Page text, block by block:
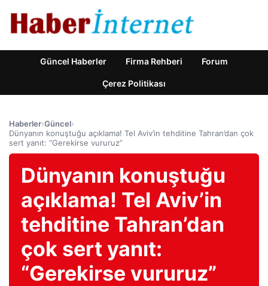
Güncel Haberler Firma Rehberi Forum
Çerez Politikası
Haberler›Güncel›
Dünyanın konuştuğu açıklama! Tel Aviv’in tehditine Tahran’dan çok
sert yanıt: “Gerekirse vururuz”
Dünyanın konuştuğu
açıklama! Tel Aviv’in
tehditine Tahran’dan
çok sert yanıt:
“Gerekirse vururuz”